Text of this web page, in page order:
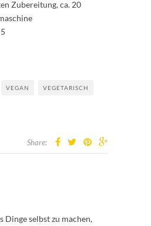
Zubereitung, ca. 20
VEGAN VEGETARISCH
Share:
Dinge selbst zu machen,